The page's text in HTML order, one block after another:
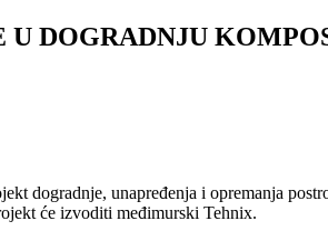
DOGRADNJU
dogradnje, unapređenja i opremanja
će izvoditi međimurski Tehnix.